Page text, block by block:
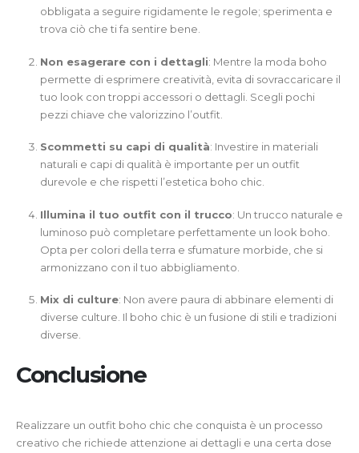
obbligata a seguire rigidamente le regole; sperimenta e
trova ciò che ti fa sentire bene.
Non esagerare con i dettagli: Mentre la moda boho
permette di esprimere creatività, evita di sovraccaricare il
tuo look con troppi accessori o dettagli. Scegli pochi
pezzi chiave che valorizzino l’outfit.
Scommetti su capi di qualità: Investire in materiali
naturali e capi di qualità è importante per un outfit
durevole e che rispetti l’estetica boho chic.
Illumina il tuo outfit con il trucco: Un trucco naturale e
luminoso può completare perfettamente un look boho.
Opta per colori della terra e sfumature morbide, che si
armonizzano con il tuo abbigliamento.
Mix di culture: Non avere paura di abbinare elementi di
diverse culture. Il boho chic è un fusione di stili e tradizioni
diverse.
Conclusione
Realizzare un outfit boho chic che conquista è un processo
creativo che richiede attenzione ai dettagli e una certa dose